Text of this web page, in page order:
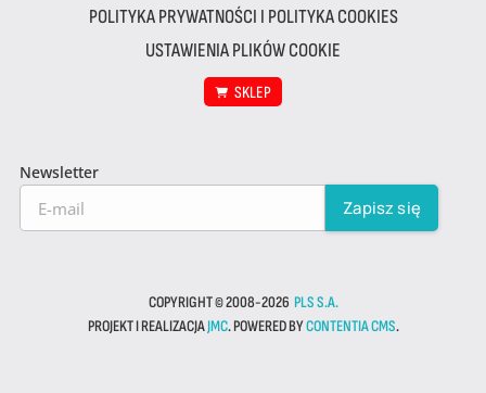
POLITYKA PRYWATNOŚCI I POLITYKA COOKIES
USTAWIENIA PLIKÓW COOKIE
SKLEP
Newsletter
COPYRIGHT © 2008-2026 PLS S.A.
PROJEKT I REALIZACJAJMC. POWERED BYCONTENTIA CMS.